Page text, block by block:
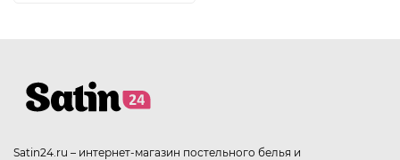
Satin24.ru – интернет-магазин постельного белья и